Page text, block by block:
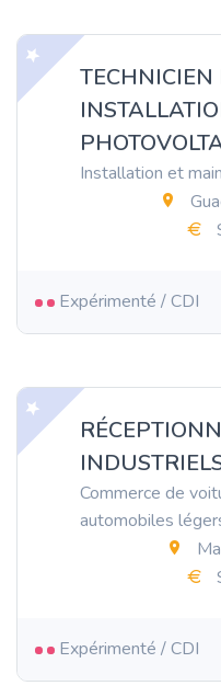
Installation et
Expérimenté / CDI
Commerce de
automobiles
Expérimenté / CDI